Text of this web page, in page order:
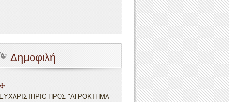
Δημοφιλή
ΕΥΧΑΡΙΣΤΗΡΙΟ ΠΡΟΣ "ΑΓΡΟΚΤΗΜΑ